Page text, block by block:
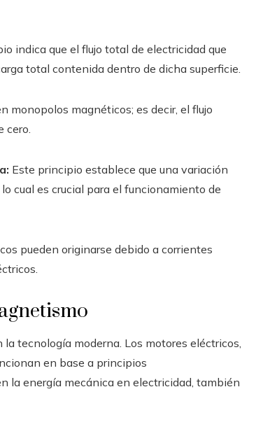
indica que el flujo total de electricidad que
total contenida dentro de dicha superficie.
monopolos magnéticos; es decir, el flujo
cero.
Este principio establece que una variación
cual es crucial para el funcionamiento de
pueden originarse debido a corrientes
tecnología moderna. Los motores eléctricos,
en base a principios
la energía mecánica en electricidad, también